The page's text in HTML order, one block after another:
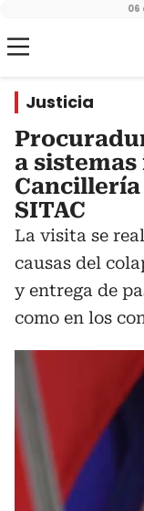
06
Justicia
a
SITAC
La visita se
causas del
y entrega de
como en los